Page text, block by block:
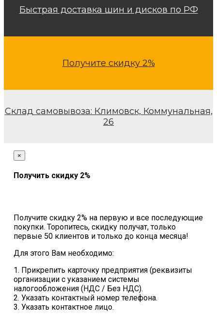
Быстрая доставка шин и дисков по РФ
Получите скидку 2%
Склад самовывоза: Климовск, Коммунальная,
26
×
Получить скидку 2%
Получите скидку 2% на первую и все последующие
покупки. Торопитесь, скидку получат, только
первые 50 клиентов и только до конца месяца!
Для этого Вам необходимо:
1. Прикрепить карточку предприятия (реквизиты
организации с указанием системы
налогообложения (НДС / Без НДС).
2. Указать контактный номер телефона.
3. Указать контактное лицо.